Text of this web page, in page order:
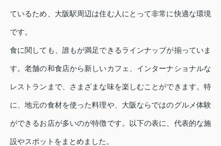
ているため、大阪駅周辺は住む人にとって非常に快適な環境
です。
食に関しても、誰もが満足できるラインナップが揃っていま
す。老舗の和食店から新しいカフェ、インターナショナルな
レストランまで、さまざまな味を楽しむことができます。特
に、地元の食材を使った料理や、大阪ならではのグルメ体験
ができるお店が多いのが特徴です。以下の表に、代表的な施
設やスポットをまとめました。